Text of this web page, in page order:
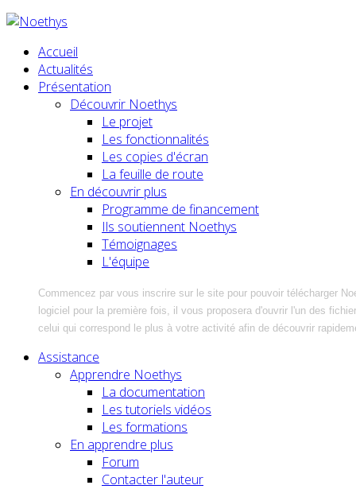
Accueil
Actualités
Présentation
Découvrir Noethys
Le projet
Les fonctionnalités
Les copies d'écran
La feuille de route
En découvrir plus
Programme de financement
Ils soutiennent Noethys
Témoignages
L'équipe
Commencez par vous inscrire sur le site pour pouvoir télécharger
logiciel pour la première fois, il vous proposera d'ouvrir l'un des
celui qui correspond le plus à votre activité afin de découvrir
Assistance
Apprendre Noethys
La documentation
Les tutoriels vidéos
Les formations
En apprendre plus
Forum
Contacter l'auteur